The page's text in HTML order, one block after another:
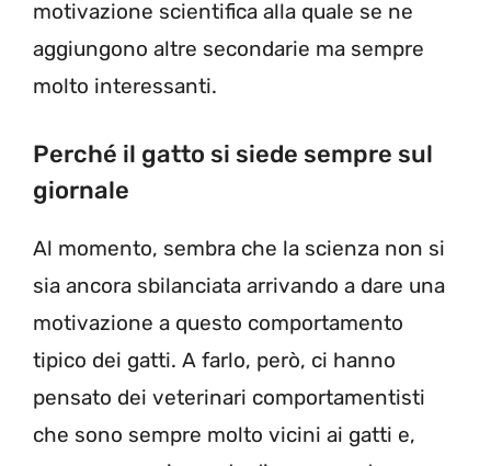
motivazione scientifica alla quale se ne
aggiungono altre secondarie ma sempre
molto interessanti.
Perché il gatto si siede sempre sul
giornale
Al momento, sembra che la scienza non si
sia ancora sbilanciata arrivando a dare una
motivazione a questo comportamento
tipico dei gatti. A farlo, però, ci hanno
pensato dei veterinari comportamentisti
che sono sempre molto vicini ai gatti e,